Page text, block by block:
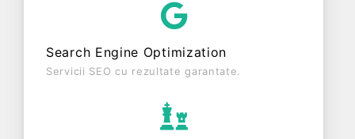
Search Engine Optimization
Servicii SEO cu rezultate garantate.